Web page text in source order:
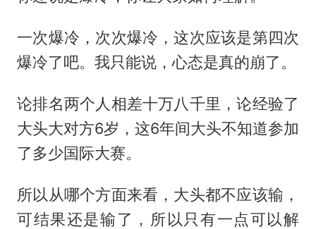
​一次爆冷，次次爆冷，这次应该是第四次
爆冷了吧。我只能说，心态是真的崩了。
​论排名两个人相差十万八千里，论经验了
大头大对方6岁，这6年间大头不知道参加
了多少国际大赛。
​所以从哪个方面来看，大头都不应该输，
可结果还是输了，所以只有一点可以解